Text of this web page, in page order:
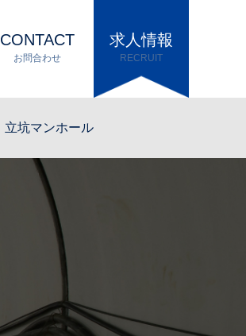
CONTACT
お問合わせ
求人情報
RECRUIT
立坑マンホール